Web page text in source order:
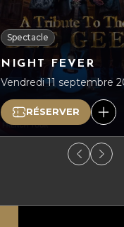
Spectacle
NIGHT FEVER
Vendredi 11 septembre
RÉSERVER